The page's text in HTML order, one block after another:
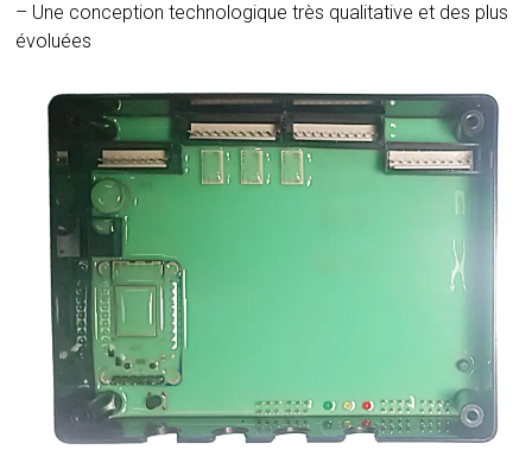
– Une conception technologique très qualitative et des plus
évoluées